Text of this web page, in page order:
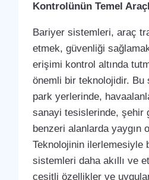
Kontrolünün Temel
Bariyer sistemleri, araç
etmek, güvenliği
erişimi kontrol altında
önemli bir teknolojidir. Bu
park yerlerinde,
sanayi tesislerinde, şehir
benzeri alanlarda yaygın
Teknolojinin ilerlemesiyle
sistemleri daha akıllı ve
çeşitli özellikler ve